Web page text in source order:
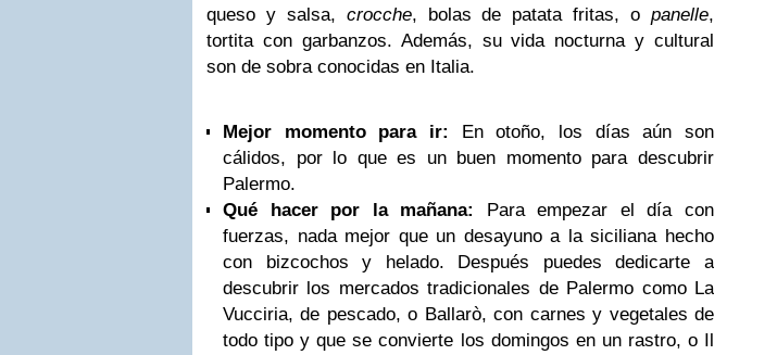
queso y salsa, crocche, bolas de patata fritas, opanelle,
tortita con garbanzos. Además, su vida nocturna y cultural
son de sobra conocidas en Italia.
Mejor momento para ir:
En otoño, los días aún son
cálidos, por lo que es un buen momento para descubrir
Palermo.
Qué hacer por la mañana:
Para empezar el día con
fuerzas, nada mejor que un desayuno a la siciliana hecho
con bizcochos y helado. Después puedes dedicarte a
descubrir los mercados tradicionales de Palermo como La
Vucciria, de pescado, o Ballarò, con carnes y vegetales de
todo tipo y que se convierte los domingos en un rastro, o Il